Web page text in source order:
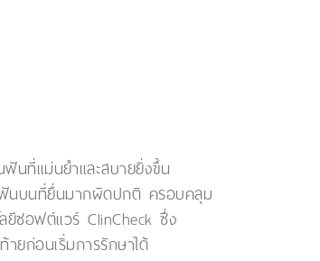
นที่แม่นยำและสบายยิ่งขึ้น
นบนที่ยื่นมากผิดปกติ ครอบคลุม
ยีซอฟต์แวร์ ClinCheck ซึ่ง
ยก่อนเริ่มการรักษาได้